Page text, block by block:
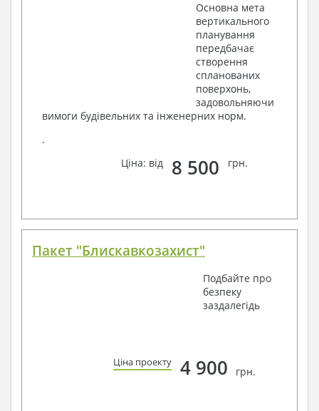
Основна мета
вертикального
планування
передбачає
створення
спланованих
поверхонь,
задовольняючи
вимоги будівельних та інженерних норм.
.
Ціна: від
8 500 грн.
Пакет "Блискавкозахист"
Подбайте про
безпеку
заздалегідь
Ціна проекту 4 900 грн.